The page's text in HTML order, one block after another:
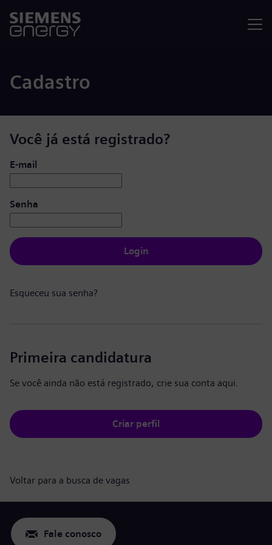
Cadastro
Você já está registrado?
Login: usuário e senha
E-mail
Senha
Login
Esqueceu sua senha?
Primeira candidatura
Se você ainda não está registrado, crie sua conta aqui.
Criar perfil
Voltar para a busca de vagas
Fale conosco